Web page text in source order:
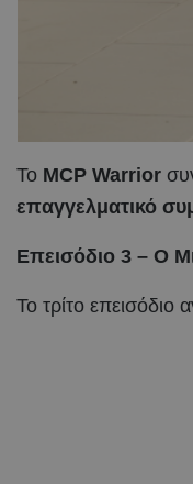
Το MCP Warrior
επαγγελματικό
Επεισόδιο 3 – Ο
Το τρίτο επεισόδιο